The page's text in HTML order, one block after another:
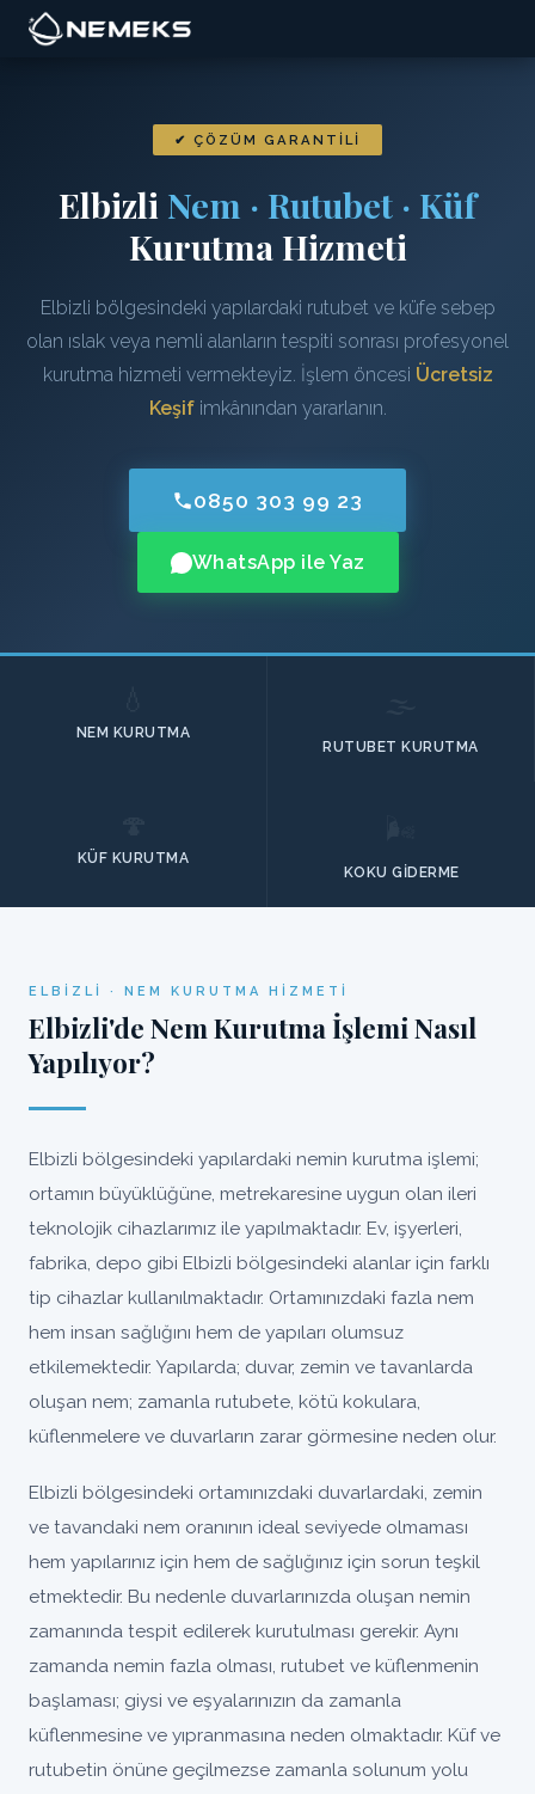
✔ ÇÖZÜM GARANTILI
Elbizli Nem · Rutubet · Küf
Kurutma Hizmeti
Elbizli bölgesindeki yapılardaki rutubet ve küfe sebep
olan ıslak veya nemli alanların tespiti sonrası profesyonel
kurutma hizmeti vermekteyiz. İşlem öncesi Ücretsiz
Keşifimkânından yararlanın.
0850 303 99 23
WhatsApp ile Yaz
NEM KURUTMA
RUTUBET KURUTMA
KÜF KURUTMA
KOKU GIDERME
ELBIZLI · NEM KURUTMA HIZMETI
Elbizli'de Nem Kurutma İşlemi Nasıl
Yapılıyor?
Elbizli bölgesindeki yapılardaki nemin kurutma işlemi;
ortamın büyüklüğüne, metrekaresine uygun olan ileri
teknolojik cihazlarımız ile yapılmaktadır. Ev, işyerleri,
fabrika, depo gibi Elbizli bölgesindeki alanlar için farklı
tip cihazlar kullanılmaktadır. Ortamınızdaki fazla nem
hem insan sağlığını hem de yapıları olumsuz
etkilemektedir. Yapılarda; duvar, zemin ve tavanlarda
oluşan nem; zamanla rutubete, kötü kokulara,
küflenmelere ve duvarların zarar görmesine neden olur.
Elbizli bölgesindeki ortamınızdaki duvarlardaki, zemin
ve tavandaki nem oranının ideal seviyede olmaması
hem yapılarınız için hem de sağlığınız için sorun teşkil
etmektedir. Bu nedenle duvarlarınızda oluşan nemin
zamanında tespit edilerek kurutulması gerekir. Aynı
zamanda nemin fazla olması, rutubet ve küflenmenin
başlaması; giysi ve eşyalarınızın da zamanla
küflenmesine ve yıpranmasına neden olmaktadır. Küf ve
rutubetin önüne geçilmezse zamanla solunum yolu